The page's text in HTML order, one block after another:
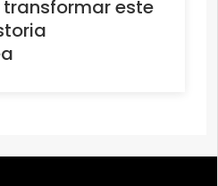
este